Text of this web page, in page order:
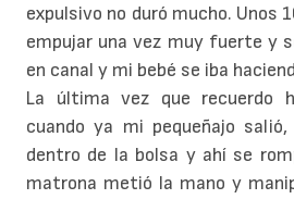
expulsivo no duró mucho. Unos
empujar una vez muy fuerte y
en canal y mi bebé se iba
La última vez que recuerdo
cuando ya mi pequeñajo
dentro de la bolsa y ahí se
matrona metió la mano y